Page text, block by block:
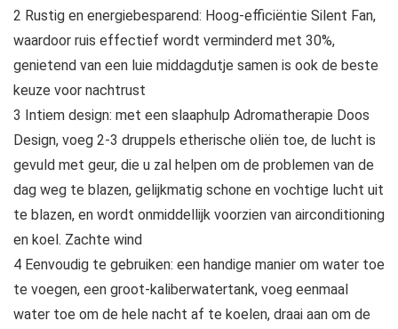
2 Rustig en energiebesparend: Hoog-efficiëntie Silent Fan,
waardoor ruis effectief wordt verminderd met 30%,
genietend van een luie middagdutje samen is ook de beste
keuze voor nachtrust
3 Intiem design: met een slaaphulp Adromatherapie Doos
Design, voeg 2-3 druppels etherische oliën toe, de lucht is
gevuld met geur, die u zal helpen om de problemen van de
dag weg te blazen, gelijkmatig schone en vochtige lucht uit
te blazen, en wordt onmiddellijk voorzien van airconditioning
en koel. Zachte wind
4 Eenvoudig te gebruiken: een handige manier om water toe
te voegen, een groot-kaliberwatertank, voeg eenmaal
water toe om de hele nacht af te koelen, draai aan om de